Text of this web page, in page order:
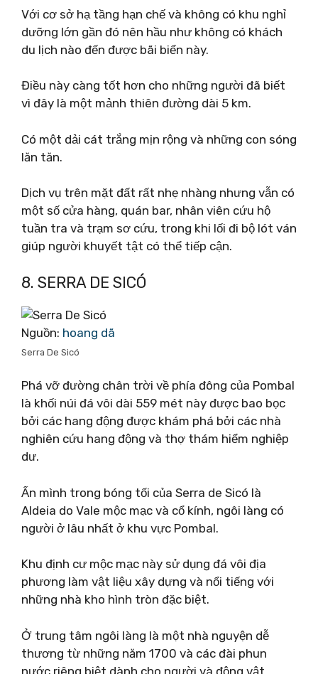
Với cơ sở hạ tầng hạn chế và không có khu nghỉ
dưỡng lớn gần đó nên hầu như không có khách
du lịch nào đến được bãi biển này.
Điều này càng tốt hơn cho những người đã biết
vì đây là một mảnh thiên đường dài 5 km.
Có một dải cát trắng mịn rộng và những con sóng
lăn tăn.
Dịch vụ trên mặt đất rất nhẹ nhàng nhưng vẫn có
một số cửa hàng, quán bar, nhân viên cứu hộ
tuần tra và trạm sơ cứu, trong khi lối đi bộ lót ván
giúp người khuyết tật có thể tiếp cận.
8. SERRA DE SICÓ
Nguồn: hoang dã
Serra De Sicó
Phá vỡ đường chân trời về phía đông của Pombal
là khối núi đá vôi dài 559 mét này được bao bọc
bởi các hang động được khám phá bởi các nhà
nghiên cứu hang động và thợ thám hiểm nghiệp
dư.
Ẩn mình trong bóng tối của Serra de Sicó là
Aldeia do Vale mộc mạc và cổ kính, ngôi làng có
người ở lâu nhất ở khu vực Pombal.
Khu định cư mộc mạc này sử dụng đá vôi địa
phương làm vật liệu xây dựng và nổi tiếng với
những nhà kho hình tròn đặc biệt.
Ở trung tâm ngôi làng là một nhà nguyện dễ
thương từ những năm 1700 và các đài phun
nước riêng biệt dành cho người và động vật.